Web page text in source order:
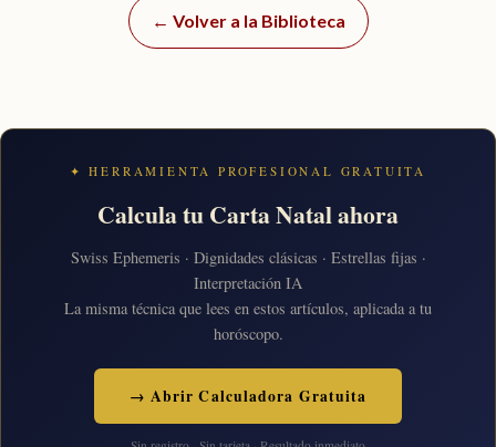
← Volver a la Biblioteca
✦ HERRAMIENTA PROFESIONAL GRATUITA
Calcula tu Carta Natal ahora
Swiss Ephemeris · Dignidades clásicas · Estrellas fijas ·
Interpretación IA
La misma técnica que lees en estos artículos, aplicada a tu
horóscopo.
→ Abrir Calculadora Gratuita